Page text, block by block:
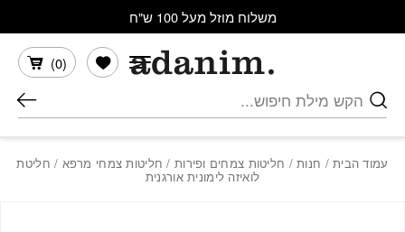
משלוח מוזל מעל 100 ש"ח
חיפוש
(
0
)
הרשימה שלי
עמוד הבית/ חנות/ חליטות צמחים ופירות / חליטות צמחי מרפא / חליטת
לואיזה לימונית אורגנית